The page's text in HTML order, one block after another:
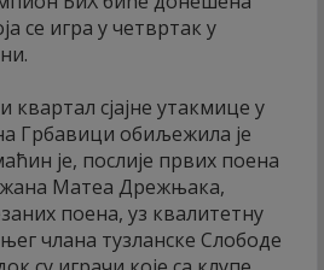
се игра у четвртак у
сјајне утакмице у
Грбавици обиљежила је
је, послије првих поена
Матеа Дрежњака,
поена, уз квалитетну
члана тузланске Слободе